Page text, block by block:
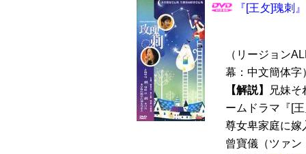
『[王攵]瑰刺
（リージョン
幕：中文簡体字
【解説】
兄妹
ームドラマ『[
尊女卑家庭に
曾寶儀（ツァン